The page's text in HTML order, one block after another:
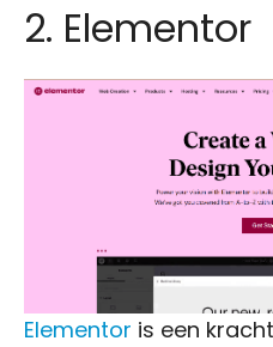
2. Elementor
Elementor is een